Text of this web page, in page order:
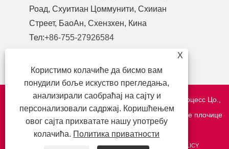
X
Користимо колачиће да бисмо вам
понудили боље искуство прегледања,
анализирали саобраћај на сајту и
персонализовали садржај. Коришћењем
овог сајта прихватате нашу употребу
колачића. Политика приватности
Роад, Схуитиан Цоммунити, Схииан
Стреет, БаоАн, Схензхен, Кина
Тел:+86-755-27926584
Емаил:yewu03@szymbp.com
Ауторско право © 2020 Схензхен ИанМинг Плате Процесс Цо.,
Лтд - Мрежа и филтер, прецизне компоненте, металне плочице
са именом - Сва права задржана.
RSS XML PRIVACY POLICY